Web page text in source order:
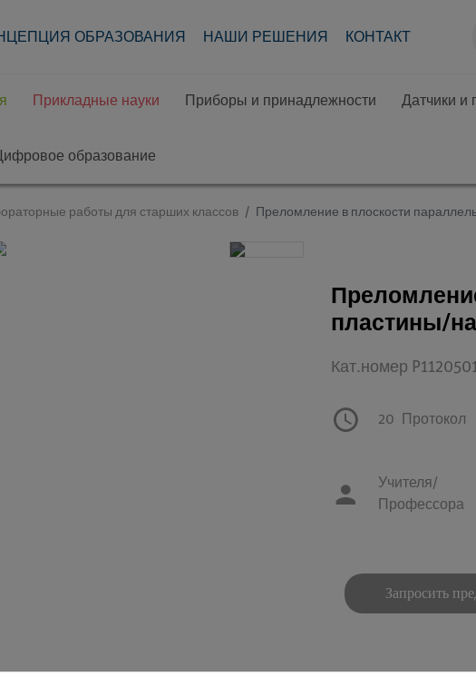
ОБРАЗОВАНИЯ НАШИ РЕШЕНИЯ КОНТАКТ
Прикладные науки Приборы и принадлежности Датчики и
образование
работы для старших классов Преломление в плоскости
пластины/
Кат.номер
20 Протокол
Учителя/
Профессора
Запросить